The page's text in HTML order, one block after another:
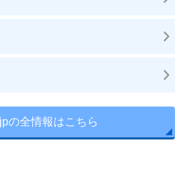
の全情報はこちら